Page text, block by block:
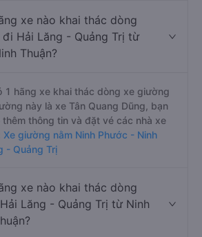
xe nào khai thác dòng
Hải Lăng - Quảng Trị từ
Thuận?
1 hãng xe khai thác dòng xe giường
này là xe Tân Quang Dũng, bạn
thêm thông tin và đặt vé các nhà xe
Xe giường nằm Ninh Phước - Ninh
- Quảng Trị
xe nào khai thác dòng
Lăng - Quảng Trị từ Ninh